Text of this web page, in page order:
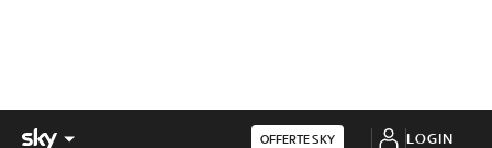
OFFERTE SKY LOGIN